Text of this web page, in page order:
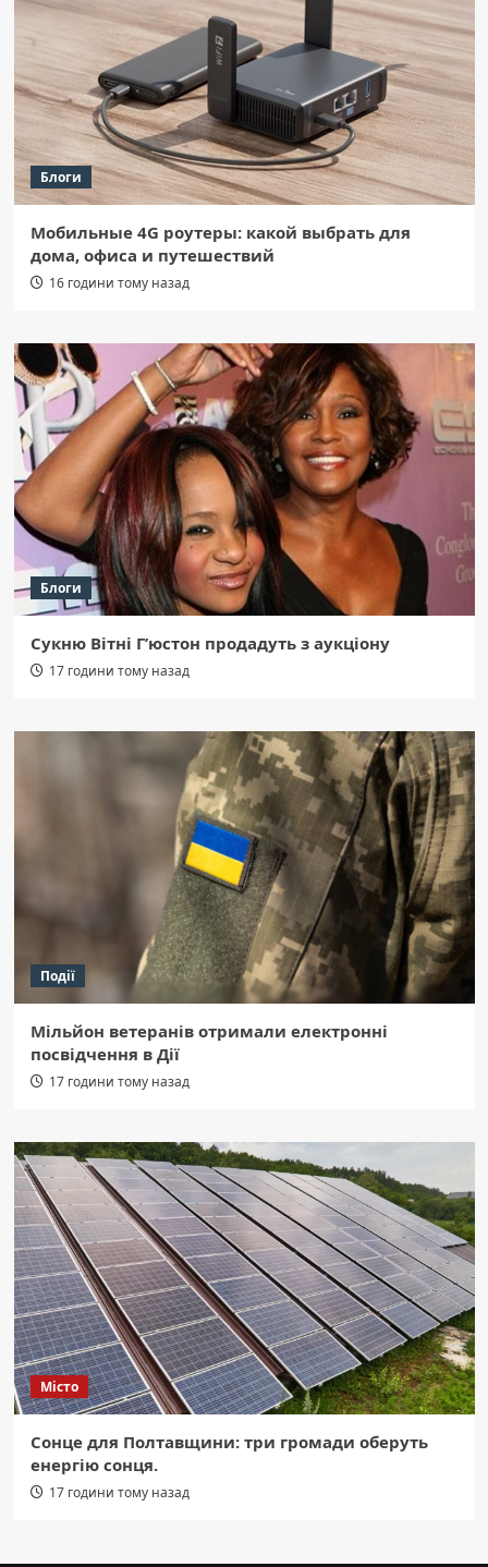
Блоги
Мобильные 4G роутеры: какой выбрать для
дома, офиса и путешествий
16 години тому назад
Блоги
Сукню Вітні Г’юстон продадуть з аукціону
17 години тому назад
Події
Мільйон ветеранів отримали електронні
посвідчення в Дії
17 години тому назад
Місто
Сонце для Полтавщини: три громади оберуть
енергію сонця.
17 години тому назад